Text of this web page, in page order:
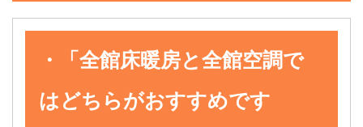
・「全館床暖房と全館空調で
はどちらがおすすめです